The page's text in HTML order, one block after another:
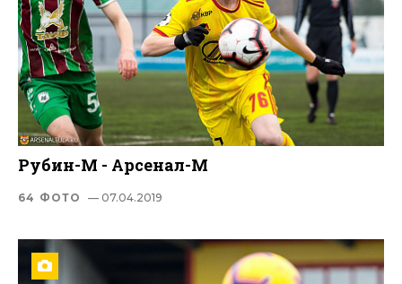
Рубин-М - Арсенал-М
64 ФОТО — 07.04.2019